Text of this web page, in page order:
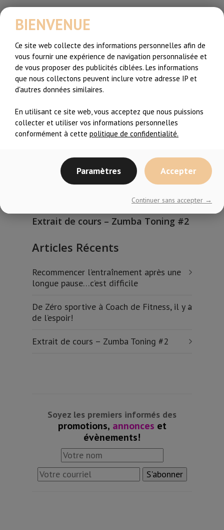
Vous Devriez Aussi Lire Ces
Articles:
Extrait de cours – Zumba Toning #2
Articles Récents
Recommencer l’entraînement après une
longue pause…c’est difficile
De Zéro sportive à Coach de Fitness, il y a
de l’espoir!
Extrait de cours – Zumba Toning #2
Soyez les premiers informés des
promotions, annonces et
évènements!
BIENVENUE
Ce site web collecte des informations personnelles afin de
vous fournir une expérience de navigation personnalisée et
de vous proposer des publicités ciblées. Les informations
que nous collectons peuvent inclure votre adresse IP et
d'autres données similaires.
En utilisant ce site web, vous acceptez que nous puissions
collecter et utiliser vos informations personnelles
conformément à cette politique de confidentialité.
Paramètres Accepter
Continuer sans accepter →